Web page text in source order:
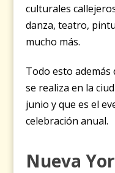
culturales
danza, teatro,
mucho más.
Todo esto
se realiza en la
junio y que es el
celebración anual.
Nueva